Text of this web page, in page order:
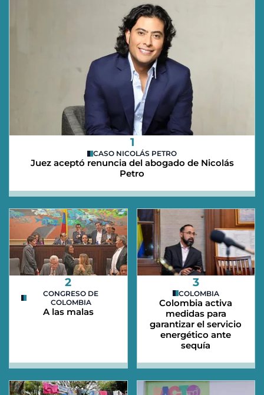
1
CASO NICOLÁS PETRO
Juez aceptó renuncia del abogado de Nicolás
Petro
2
CONGRESO DE
COLOMBIA
A las malas
3
COLOMBIA
Colombia activa
medidas para
garantizar el servicio
energético ante
sequía